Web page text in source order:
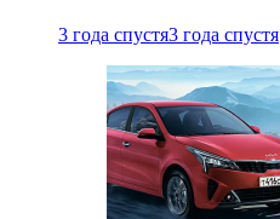
3 года спустя3 года спустя